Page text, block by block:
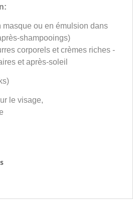
ou en émulsion dans
shampooings)
corporels et crèmes riches -
et après-soleil
le visage,